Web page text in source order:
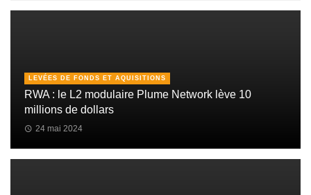
LEVÉES DE FONDS ET AQUISITIONS
RWA : le L2 modulaire Plume Network lève 10
millions de dollars
24 mai 2024